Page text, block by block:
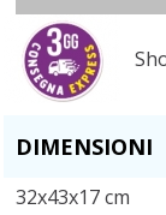
DIMENSIONI
32x43x17 cm